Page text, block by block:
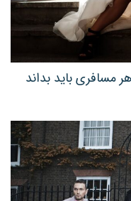
مسافری باید بداند